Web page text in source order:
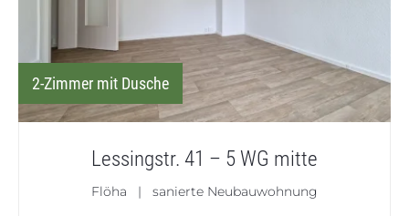
2-Zimmer mit Dusche
Lessingstr. 41 – 5 WG mitte
Flöha | sanierte Neubauwohnung